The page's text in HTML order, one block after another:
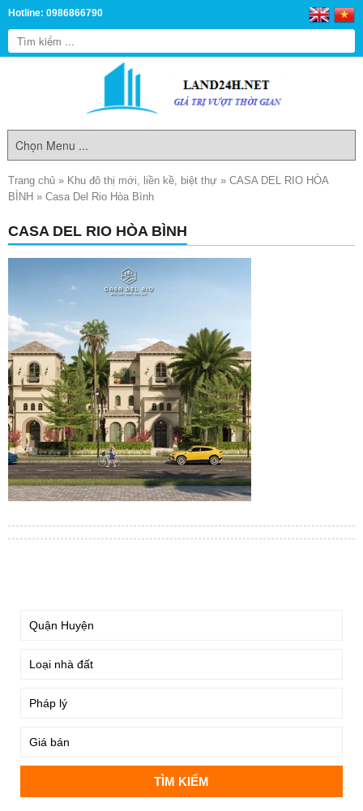
Hotline: 0986866790
Trang chủ » Khu đô thị mới, liền kề, biệt thự » CASA DEL RIO HÒA
BÌNH » Casa Del Rio Hòa Bình
CASA DEL RIO HÒA BÌNH